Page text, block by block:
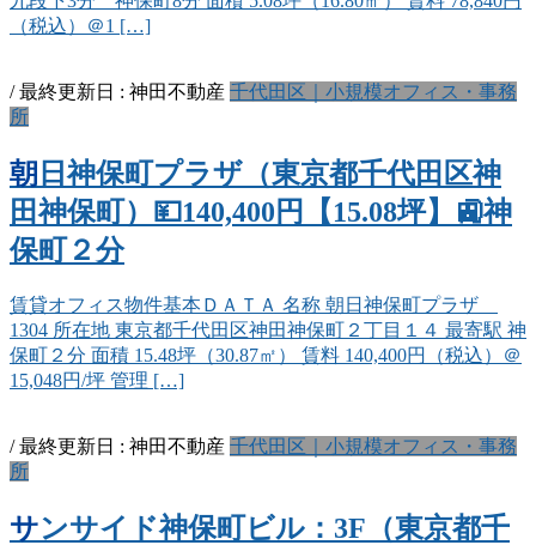
（税込）＠1 […]
/ 最終更新日 : 神田不動産 千代田区｜小規模オフィス・事務
所
朝日神保町プラザ（東京都千代田区神
田神保町）💴140,400円【15.08坪】🚉神
保町２分
賃貸オフィス物件基本ＤＡＴＡ 名称 朝日神保町プラザ
1304 所在地 東京都千代田区神田神保町２丁目１４ 最寄駅 神
保町２分 面積 15.48坪（30.87㎡） 賃料 140,400円（税込）＠
15,048円/坪 管理 […]
/ 最終更新日 : 神田不動産 千代田区｜小規模オフィス・事務
所
サンサイド神保町ビル：3F（東京都千